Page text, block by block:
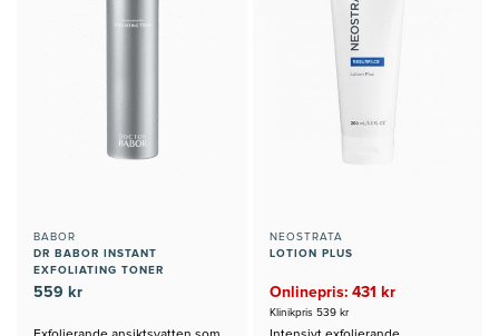
BABOR
DR BABOR INSTANT
EXFOLIATING TONER
559 kr
NEOSTRATA
LOTION PLUS
Onlinepris: 431 kr
Klinikpris 539 kr